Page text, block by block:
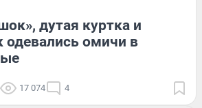
дутая куртка и
одевались омичи в
17 074 4